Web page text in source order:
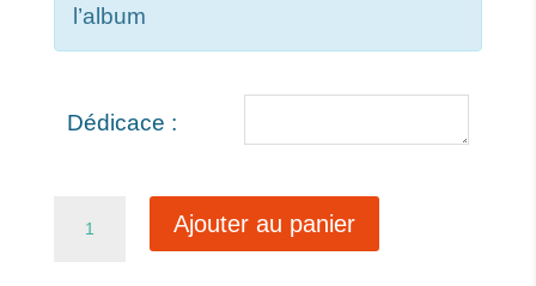
l’album
Dédicace :
Ajouter au panier